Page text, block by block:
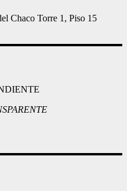
Chaco Torre 1, Piso 15